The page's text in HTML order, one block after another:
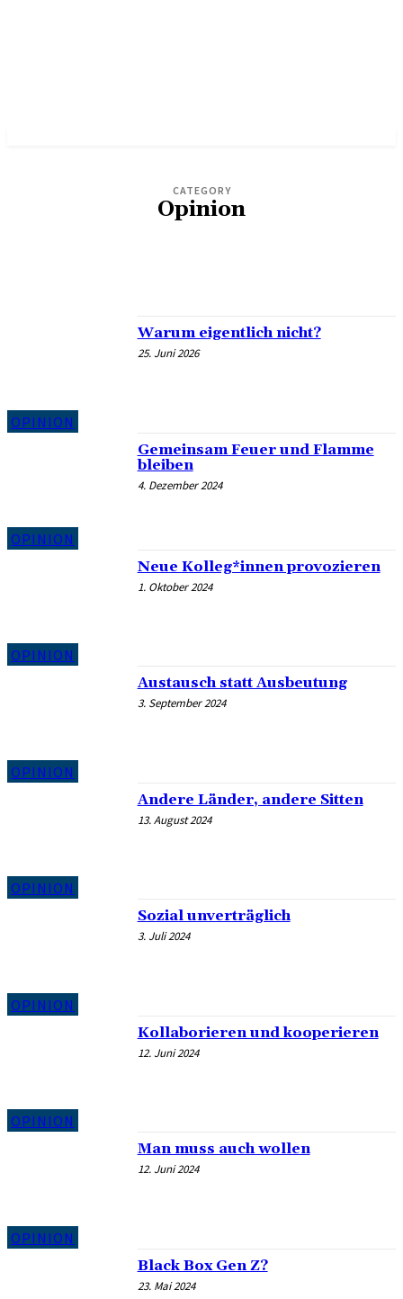
CATEGORY
Opinion
OPINION
Warum eigentlich nicht?
25. Juni 2026
OPINION
Gemeinsam Feuer und Flamme
bleiben
4. Dezember 2024
OPINION
Neue Kolleg*innen provozieren
1. Oktober 2024
OPINION
Austausch statt Ausbeutung
3. September 2024
OPINION
Andere Länder, andere Sitten
13. August 2024
OPINION
Sozial unverträglich
3. Juli 2024
OPINION
Kollaborieren und kooperieren
12. Juni 2024
OPINION
Man muss auch wollen
12. Juni 2024
Black Box Gen Z?
23. Mai 2024